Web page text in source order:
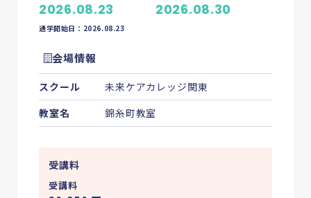
2026.08.23 2026.08.30
通学開始日：2026.08.23
会場情報
スクール
未来ケアカレッジ関東
教室名
錦糸町教室
受講料
受講料